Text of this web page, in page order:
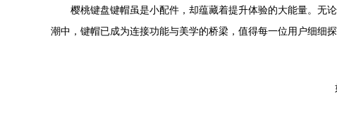
樱桃键盘键帽虽是小配件，却蕴藏着提升体验的大能量。无
潮中，键帽已成为连接功能与美学的桥梁，值得每一位用户细细